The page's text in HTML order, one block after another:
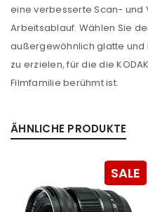
eine verbesserte Scan-
Arbeitsablauf. Wählen Sie
außergewöhnlich glatte
zu erzielen, für die die KODAK
Filmfamilie berühmt ist.
ÄHNLICHE PRODUKTE
SALE